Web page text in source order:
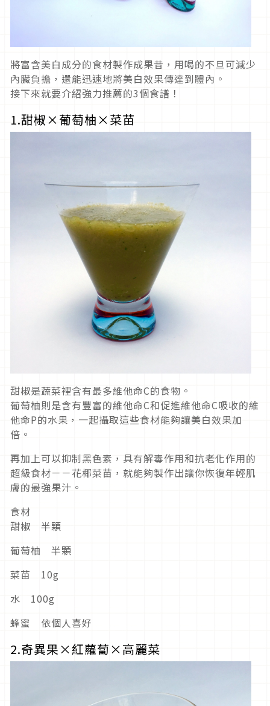
將富含美白成分的食材製作成果昔，用喝的不旦可減少
內臟負擔，還能迅速地將美白效果傳達到體內。
接下來就要介紹強力推薦的3個食譜！
1.甜椒×葡萄柚×菜苗
甜椒是蔬菜裡含有最多維他命C的食物。
葡萄柚則是含有豐富的維他命C和促進維他命C吸收的維
他命P的水果，一起攝取這些食材能夠讓美白效果加
倍。
再加上可以抑制黑色素，具有解毒作用和抗老化作用的
超級食材－－花椰菜苗，就能夠製作出讓你恢復年輕肌
膚的最強果汁。
食材
甜椒 半顆
葡萄柚 半顆
菜苗 10g
水 100g
蜂蜜 依個人喜好
2.奇異果×紅蘿蔔×高麗菜